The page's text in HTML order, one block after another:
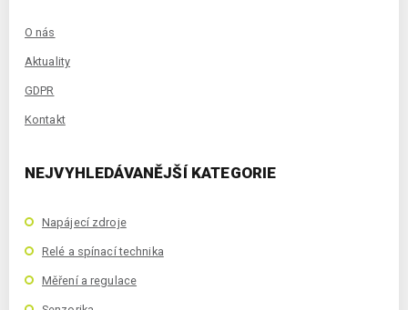
O nás
Aktuality
GDPR
Kontakt
NEJVYHLEDÁVANĚJŠÍ KATEGORIE
Napájecí zdroje
Relé a spínací technika
Měření a regulace